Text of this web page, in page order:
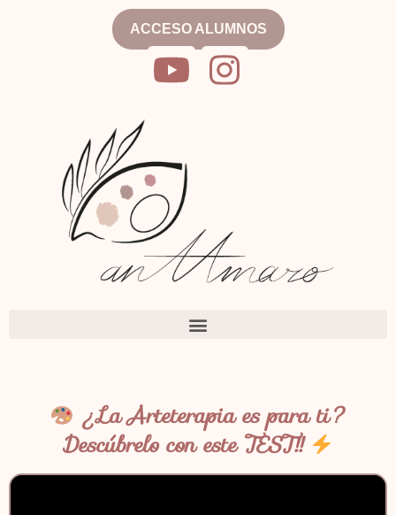
ACCESO ALUMNOS
¿La Arteterapia es para ti?
Descúbrelo con este TEST!!